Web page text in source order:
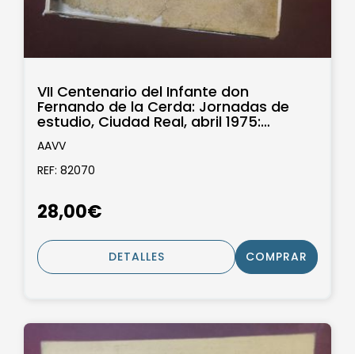
VII Centenario del Infante don
Fernando de la Cerda: Jornadas de
estudio, Ciudad Real, abril 1975:
Ponencias...
AAVV
REF: 82070
28,00€
DETALLES COMPRAR